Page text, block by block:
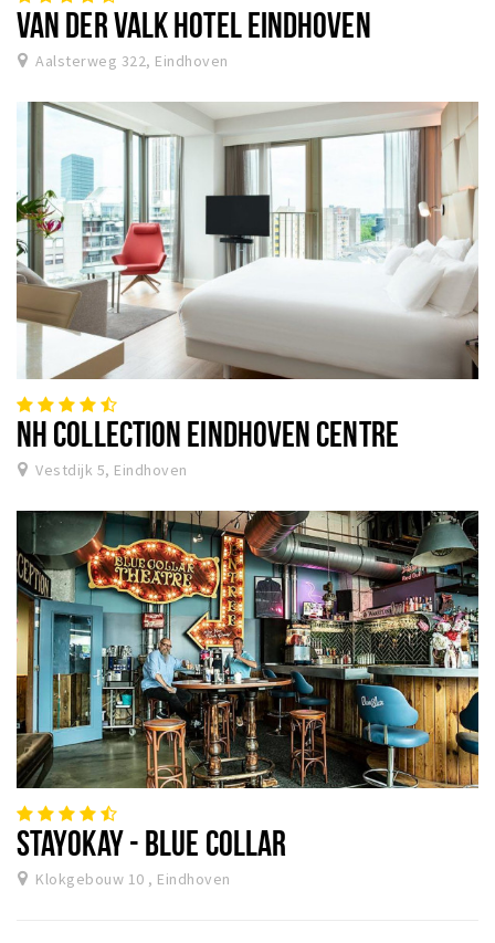
VAN DER VALK HOTEL EINDHOVEN
Aalsterweg 322, Eindhoven
NH COLLECTION EINDHOVEN CENTRE
Vestdijk 5, Eindhoven
STAYOKAY - BLUE COLLAR
Klokgebouw 10 , Eindhoven